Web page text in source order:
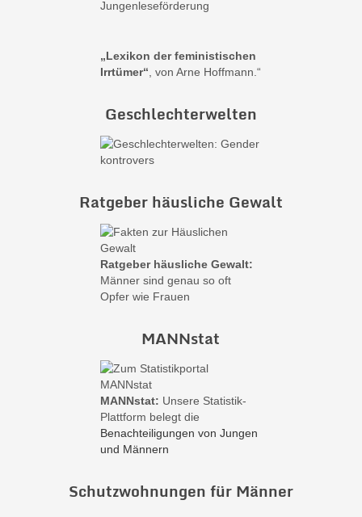
Jungenleseförderung
„Lexikon der feministischen
Irrtümer“ , von Arne Hoffmann.“
Geschlechterwelten
Ratgeber häusliche Gewalt
Ratgeber häusliche Gewalt:
Männer sind genau so oft
Opfer wie Frauen
MANNstat
MANNstat: Unsere Statistik-
Plattform belegt die
Benachteiligungen von Jungen
und Männern
Schutzwohnungen für Männer